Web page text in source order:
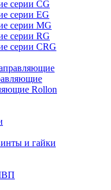
серии CG
серии EG
серии MG
серии RG
серии CRG
Rollon
и гайки